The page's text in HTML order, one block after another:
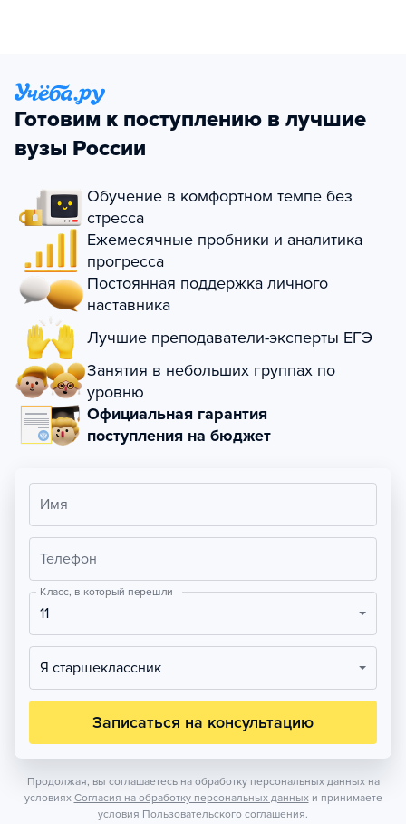
Готовим к поступлению в лучшие
вузы России
Обучение в комфортном темпе без
стресса
Ежемесячные пробники и аналитика
прогресса
Постоянная поддержка личного
наставника
Лучшие преподаватели-эксперты ЕГЭ
Занятия в небольших группах по
уровню
Официальная гарантия
поступления на бюджет
Имя
Телефон
Класс, в который перешли
11
Я старшеклассник
Записаться на консультацию
Продолжая, вы соглашаетесь на обработку персональных данных на
условиях Согласия на обработку персональных данных и принимаете
условия Пользовательского соглашения.